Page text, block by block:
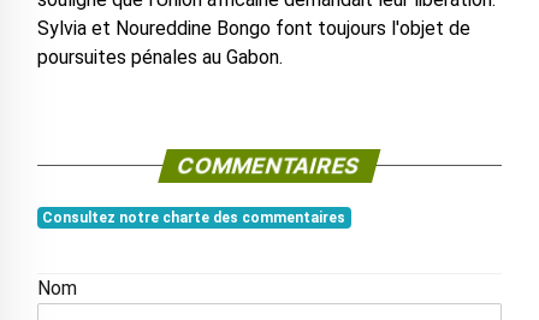
Sylvia et Noureddine Bongo font toujours l'objet de
poursuites pénales au Gabon.
COMMENTAIRES
Consultez notre charte des commentaires
Nom